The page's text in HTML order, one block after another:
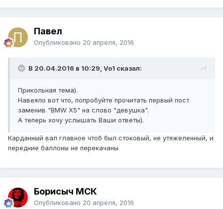
Павел
Опубликовано 20 апреля, 2016
В 20.04.2016 в 10:29, Vo1 сказал:
Прикольная тема).
Навеяло вот что, попробуйте прочитать первый пост
заменив "BMW X5" на слово "девушка".
А теперь хочу услышать Ваши ответы).
Карданный вал главное чтоб был стоковый, не утяжеленный, и
передние баллоны не перекачаны
Борисыч МСК
Опубликовано 20 апреля, 2016